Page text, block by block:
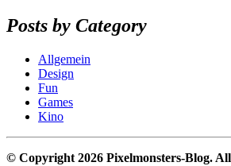
Posts by Category
Allgemein
Design
Fun
Games
Kino
© Copyright 2026 Pixelmonsters-Blog.